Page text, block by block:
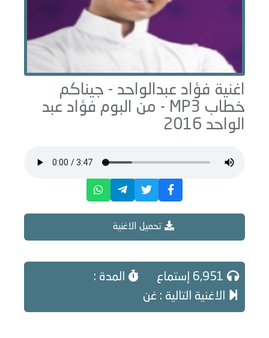
اغنية فؤاد عبدالواحد - جيناكم
خطاب
فؤاد عبد
الواحد 2016
تحميل الاغنية
المدة :
الاغنية التالية : غن